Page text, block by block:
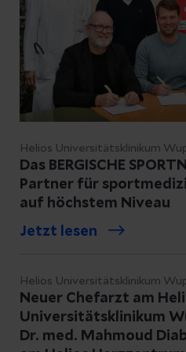
Helios Universitätsklinikum
Das BERGISCHE
Partner für
auf höchstem Niveau
Jetzt lesen
Helios Universitätsklinikum
Neuer Chefarzt am
Universitätsklinikum
Dr. med. Mahmoud